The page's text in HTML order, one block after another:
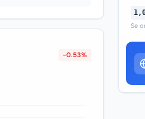
-0.53%
Se